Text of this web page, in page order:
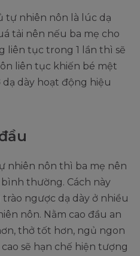
tự nhiên nôn là lúc dạ
tải nên nếu ba mẹ cho
liên tục trong 1 lần thì sẽ
liên tục khiến bé mệt
dạ dày hoạt động hiệu
nhiên nôn thì ba mẹ nên
thường. Cách này
ngược dạ dày ở nhiều
nôn. Nằm cao đầu an
thở tốt hơn, ngủ ngon
sẽ hạn chế hiện tượng